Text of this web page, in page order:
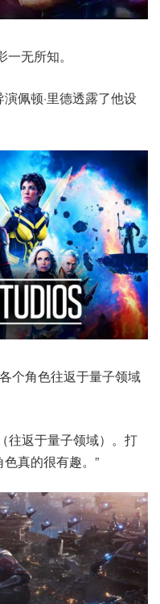
无所知。
佩顿·里德透露了他设
个角色往返于量子领域
往返于量子领域）。打
真的很有趣。”